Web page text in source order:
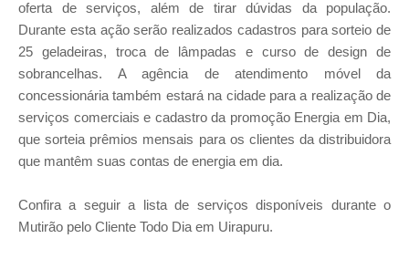
oferta de serviços, além de tirar dúvidas da população.
Durante esta ação serão realizados cadastros para sorteio de
25 geladeiras, troca de lâmpadas e curso de design de
sobrancelhas. A agência de atendimento móvel da
concessionária também estará na cidade para a realização de
serviços comerciais e cadastro da promoção Energia em Dia,
que sorteia prêmios mensais para os clientes da distribuidora
que mantêm suas contas de energia em dia.
Confira a seguir a lista de serviços disponíveis durante o
Mutirão pelo Cliente Todo Dia em Uirapuru.